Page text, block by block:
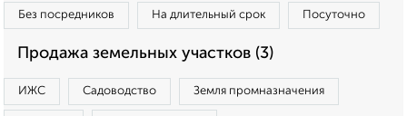
Без посредников На длительный срок Посуточно
Продажа земельных участков (3)
ИЖС Садоводство Земля промназначения